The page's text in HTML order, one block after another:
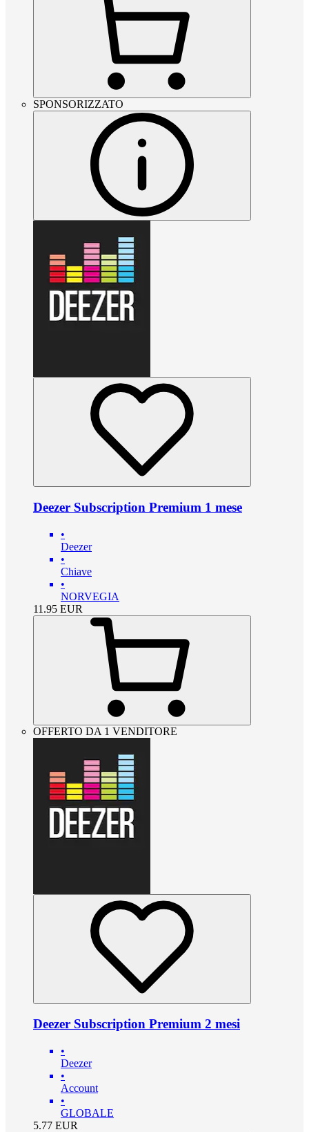
SPONSORIZZATO
Deezer Subscription Premium 1 mese
•
Deezer
•
Chiave
•
NORVEGIA
11.95 EUR
OFFERTO DA 1 VENDITORE
Deezer Subscription Premium 2 mesi
•
Deezer
•
Account
•
GLOBALE
5.77 EUR